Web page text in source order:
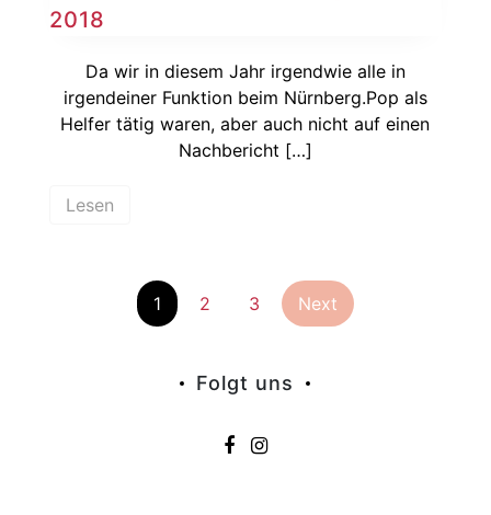
2018
Da wir in diesem Jahr irgendwie alle in
irgendeiner Funktion beim Nürnberg.Pop als
Helfer tätig waren, aber auch nicht auf einen
Nachbericht […]
Lesen
Beiträge
1 2 3 Next
Folgt uns